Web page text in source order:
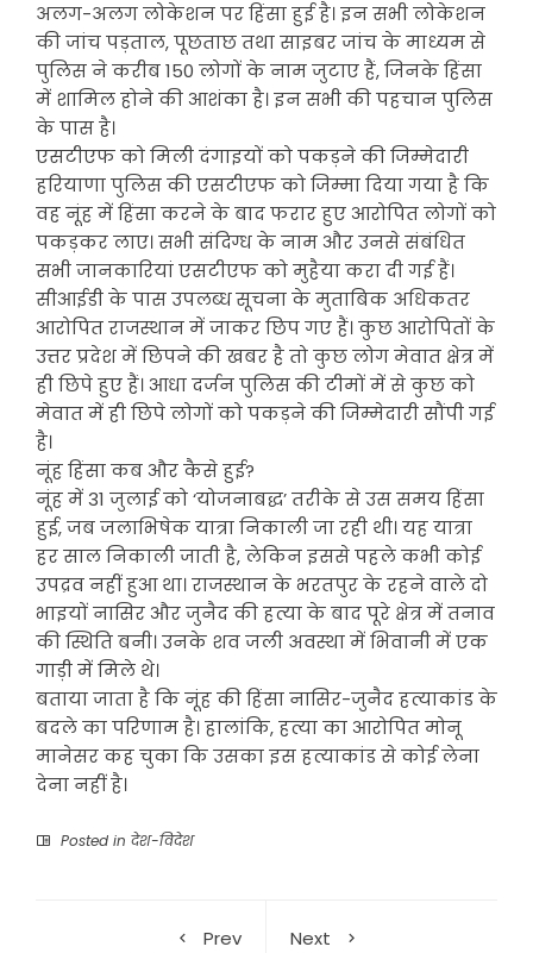
अलग-अलग लोकेशन पर हिंसा हुई है। इन सभी लोकेशन
की जांच पड़ताल, पूछताछ तथा साइबर जांच के माध्यम से
पुलिस ने करीब 150 लोगों के नाम जुटाए हैं, जिनके हिंसा
में शामिल होने की आशंका है। इन सभी की पहचान पुलिस
के पास है।
एसटीएफ को मिली दंगाइयों को पकड़ने की जिम्मेदारी
हरियाणा पुलिस की एसटीएफ को जिम्मा दिया गया है कि
वह नूंह में हिंसा करने के बाद फरार हुए आरोपित लोगों को
पकड़कर लाए। सभी संदिग्ध के नाम और उनसे संबंधित
सभी जानकारियां एसटीएफ को मुहैया करा दी गई हैं।
सीआईडी के पास उपलब्ध सूचना के मुताबिक अधिकतर
आरोपित राजस्थान में जाकर छिप गए हैं। कुछ आरोपितों के
उत्तर प्रदेश में छिपने की खबर है तो कुछ लोग मेवात क्षेत्र में
ही छिपे हुए हैं। आधा दर्जन पुलिस की टीमों में से कुछ को
मेवात में ही छिपे लोगों को पकड़ने की जिम्मेदारी सौंपी गई
है।
नूंह हिंसा कब और कैसे हुई?
नूंह में 31 जुलाई को ‘योजनाबद्ध’ तरीके से उस समय हिंसा
हुई, जब जलाभिषेक यात्रा निकाली जा रही थी। यह यात्रा
हर साल निकाली जाती है, लेकिन इससे पहले कभी कोई
उपद्रव नहीं हुआ था। राजस्थान के भरतपुर के रहने वाले दो
भाइयों नासिर और जुनैद की हत्या के बाद पूरे क्षेत्र में तनाव
की स्थिति बनी। उनके शव जली अवस्था में भिवानी में एक
गाड़ी में मिले थे।
बताया जाता है कि नूंह की हिंसा नासिर-जुनैद हत्याकांड के
बदले का परिणाम है। हालांकि, हत्या का आरोपित मोनू
मानेसर कह चुका कि उसका इस हत्याकांड से कोई लेना
देना नहीं है।
Posted in देश-विदेश
Prev
Next